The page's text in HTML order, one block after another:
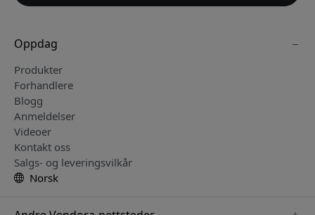
Oppdag
Produkter
Forhandlere
Blogg
Anmeldelser
Videoer
Kontakt oss
Salgs- og leveringsvilkår
Norsk